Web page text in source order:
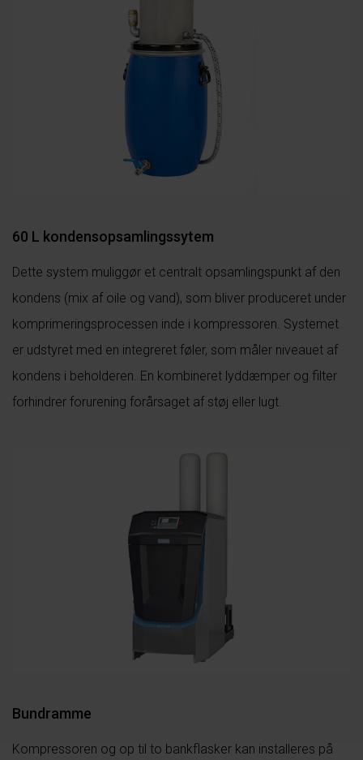
60 L kondensopsamlingssytem
Dette system muliggør et centralt opsamlingspunkt af den
kondens (mix af oile og vand), som bliver produceret under
komprimeringsprocessen inde i kompressoren. Systemet
er udstyret med en integreret føler, som måler niveauet af
kondens i beholderen. En kombineret lyddæmper og filter
forhindrer forurening forårsaget af støj eller lugt.
Bundramme
Kompressoren og op til to bankflasker kan installeres på